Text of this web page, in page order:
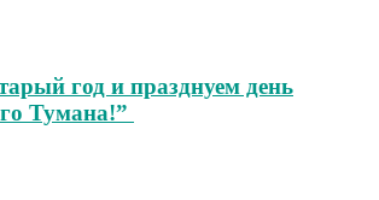
год и празднуем день
Тумана!”